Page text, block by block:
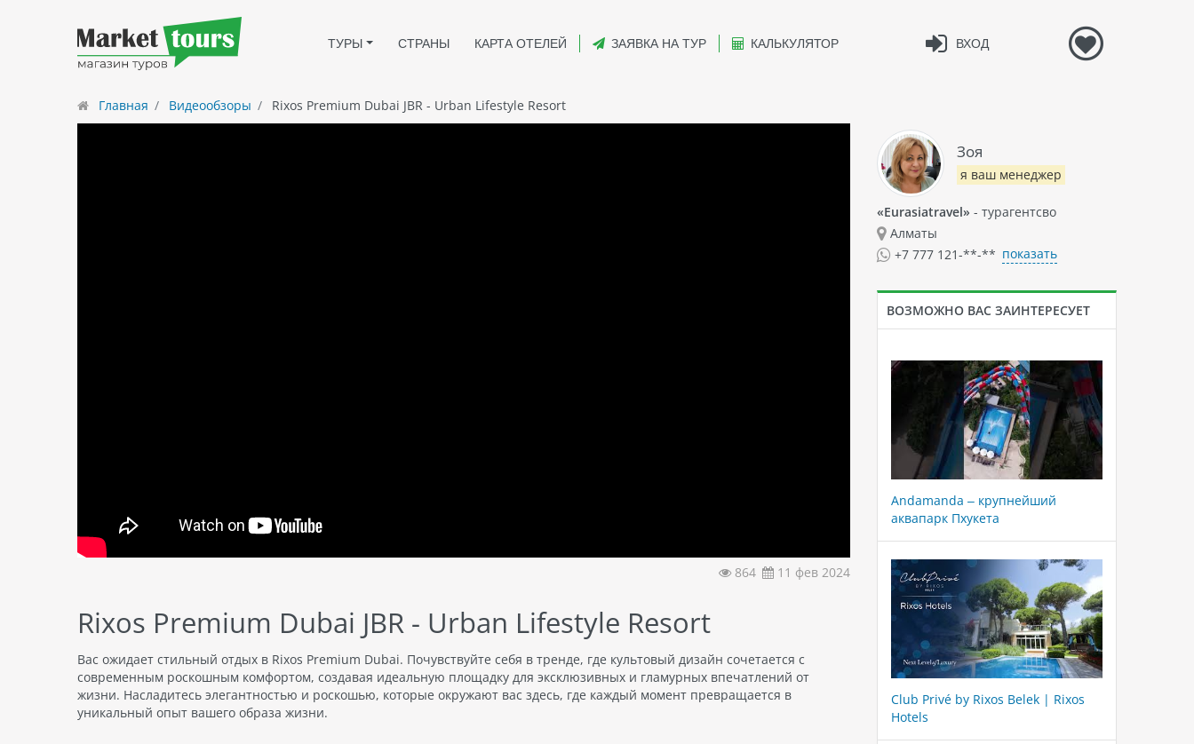
ВХОД
ТУРЫ СТРАНЫ КАРТА ОТЕЛЕЙ ЗАЯВКА НА ТУР КАЛЬКУЛЯТОР
Главная Видеообзоры Rixos Premium Dubai JBR - Urban Lifestyle Resort
864 11 фев 2024
Rixos Premium Dubai JBR - Urban Lifestyle Resort
Вас ожидает стильный отдых в Rixos Premium Dubai. Почувствуйте себя в тренде, где культовый дизайн сочетается с
современным роскошным комфортом, создавая идеальную площадку для эксклюзивных и гламурных впечатлений от
жизни. Насладитесь элегантностью и роскошью, которые окружают вас здесь, где каждый момент превращается в
уникальный опыт вашего образа жизни.
Зоя
я ваш менеджер
«Eurasiatravel» - турагентсво
Алматы
+7 777 121-**-** показать
ВОЗМОЖНО ВАС ЗАИНТЕРЕСУЕТ
Andamanda – крупнейший
аквапарк Пхукета
Club Privé by Rixos Belek | Rixos
Hotels